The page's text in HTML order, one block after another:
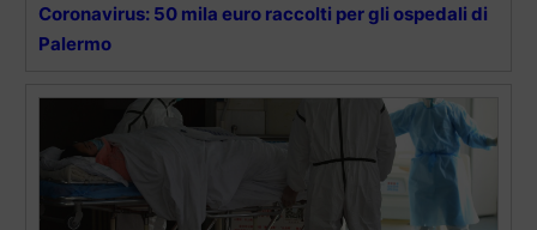
Coronavirus: 50 mila euro raccolti per gli ospedali di
Palermo